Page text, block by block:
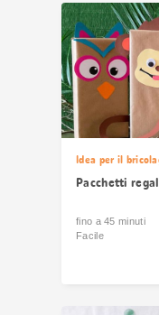
Idea per il
Pacchetti
fino a 45 minuti
Facile